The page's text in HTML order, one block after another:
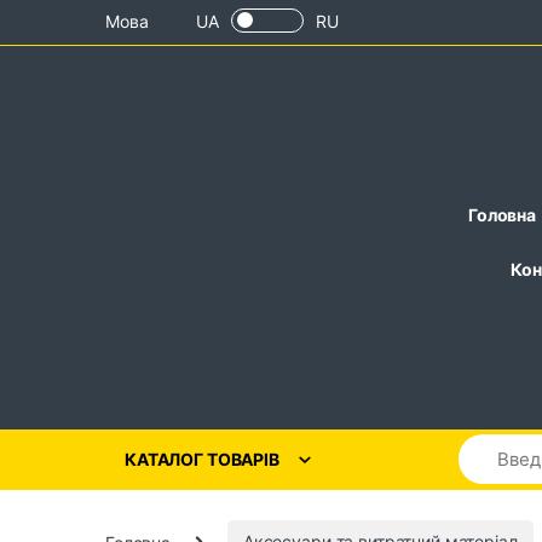
Skip to navigation
Skip to contentМова UA RU
Головна
КАТАЛОГ ТОВАРІВ